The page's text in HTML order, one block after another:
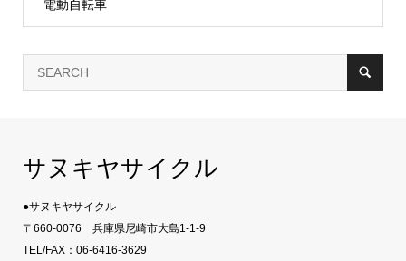
電動自転車
サヌキヤサイクル
●サヌキヤサイクル
〒660-0076 兵庫県尼崎市大島1-1-9
TEL/FAX：06-6416-3629